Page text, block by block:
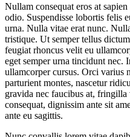
Nullam consequat eros at
odio. Suspendisse lobortis felis
urna. Nulla vitae erat nunc.
tristique. Ut semper tellus
feugiat rhoncus velit eu
eget semper urna tincidunt nec.
ullamcorper cursus. Orci varius
parturient montes, nascetur
gravida nec faucibus at, fringilla
consequat, dignissim ante sit
ante eu sagittis.